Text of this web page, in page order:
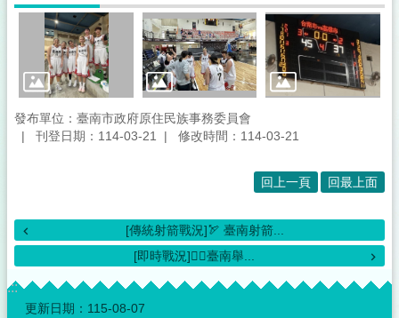
發布單位：臺南市政府原住民族事務委員會
刊登日期：114-03-21
修改時間：114-03-21
回上一頁 回最上面
[傳統射箭戰況]🏹 臺南射箭...
[即時戰況]🏋️‍♀️臺南舉...
:::
更新日期： 115-08-07